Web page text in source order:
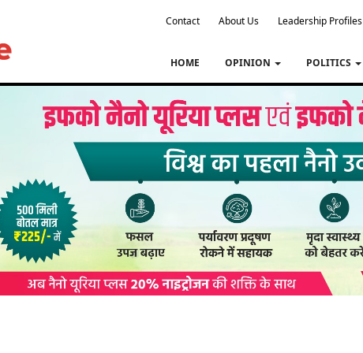
Contact About Us Leadership Profiles
HOME OPINION POLITICS